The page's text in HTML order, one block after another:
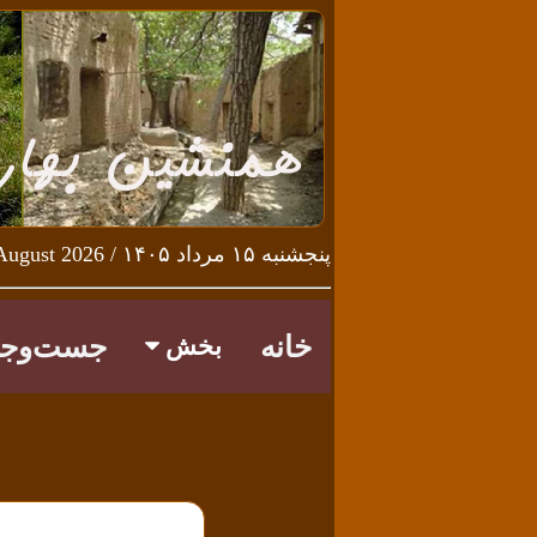
پنجشنبه ۱۵ مرداد ۱۴۰۵ / Thursday 6th August 2026
خانه بخش